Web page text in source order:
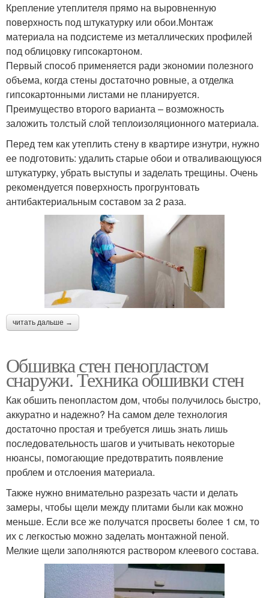
Крепление утеплителя прямо на выровненную
поверхность под штукатурку или обои.Монтаж
материала на подсистеме из металлических профилей
под облицовку гипсокартоном.
Первый способ применяется ради экономии полезного
объема, когда стены достаточно ровные, а отделка
гипсокартонными листами не планируется.
Преимущество второго варианта – возможность
заложить толстый слой теплоизоляционного материала.
Перед тем как утеплить стену в квартире изнутри, нужно
ее подготовить: удалить старые обои и отваливающуюся
штукатурку, убрать выступы и заделать трещины. Очень
рекомендуется поверхность прогрунтовать
антибактериальным составом за 2 раза.
читать дальше →
Обшивка стен пенопластом
снаружи. Техника обшивки стен
Как обшить пенопластом дом, чтобы получилось быстро,
аккуратно и надежно? На самом деле технология
достаточно простая и требуется лишь знать лишь
последовательность шагов и учитывать некоторые
нюансы, помогающие предотвратить появление
проблем и отслоения материала.
Также нужно внимательно разрезать части и делать
замеры, чтобы щели между плитами были как можно
меньше. Если все же получатся просветы более 1 см, то
их с легкостью можно заделать монтажной пеной.
Мелкие щели заполняются раствором клеевого состава.